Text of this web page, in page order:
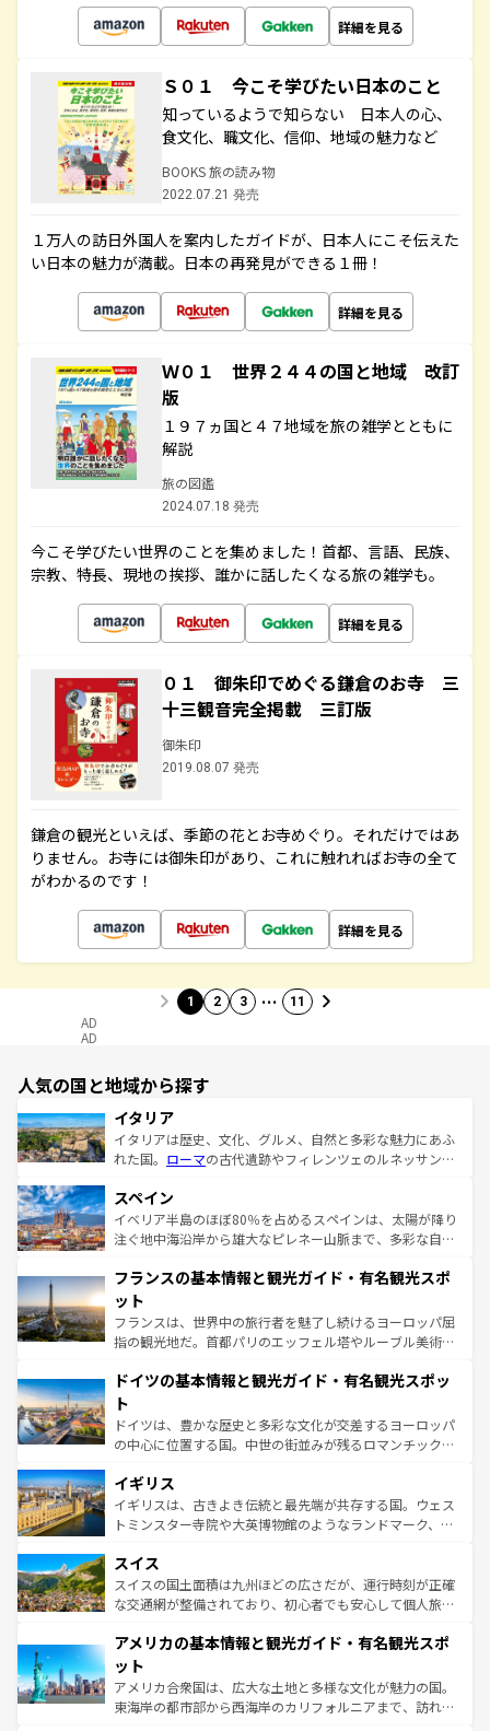
詳細を見る
Ｓ０１ 今こそ学びたい日本のこと
知っているようで知らない 日本人の心、
食文化、職文化、信仰、地域の魅力など
BOOKS 旅の読み物
2022.07.21 発売
１万人の訪日外国人を案内したガイドが、日本人にこそ伝えた
い日本の魅力が満載。日本の再発見ができる１冊！
詳細を見る
Ｗ０１ 世界２４４の国と地域 改訂
版
１９７ヵ国と４７地域を旅の雑学とともに
解説
旅の図鑑
2024.07.18 発売
今こそ学びたい世界のことを集めました！首都、言語、民族、
宗教、特長、現地の挨拶、誰かに話したくなる旅の雑学も。
詳細を見る
０１ 御朱印でめぐる鎌倉のお寺 三
十三観音完全掲載 三訂版
御朱印
2019.08.07 発売
鎌倉の観光といえば、季節の花とお寺めぐり。それだけではあ
りません。お寺には御朱印があり、これに触れればお寺の全て
がわかるのです！
詳細を見る
1 2 3 … 11
AD
AD
人気の国と地域から探す
イタリア
イタリアは歴史、文化、グルメ、自然と多彩な魅力にあふ
れた国。 ローマの古代遺跡やフィレンツェのルネッサンス
ろん、トスカーナの美しい田園風景やアマルフィ海岸の絶
景など、自然景観も見逃せない。観光の合間には、本場の
ピザやパスタなど、絶品のイタリア料理を堪能することも
ませてくれるイタリアで、忘れられない旅をしてみよう！
なお、新着のイタリア情報は
しい。
スペイン
イベリア半島のほぼ80％を占めるスペインは、太陽が降り
注ぐ地中海沿岸から雄大なピレネー山脈まで、多彩な自然
文化が根付くこの国では、情熱的なフラメンコ、熱気あふ
れる闘牛、そして美味しいタパスが生活の一部となってい
る。首都マドリードの洗練された雰囲気や、バルセロナの
アートに溢れた街角から、地方では古代ローマ遺跡や中世
せる。地方によって風土や気候が異なるスペインはその個
ンテンツ一覧 を参照してほしい。
フランスの基本情報と観光ガイド・有名観光スポ
ット
フランスは、世界中の旅行者を魅了し続けるヨーロッパ屈
指の観光地だ。首都パリのエッフェル塔やルーブル美術館
で、幅広い魅力が詰まっている。華麗な宮殿、歴史的な大
聖堂、美しいビーチ、そして豊かな自然が、訪れる者を心
から魅了する。また、フランスは美食の国としても知ら
れ、フランス料理はユネスコ無形文化遺産にも登録されて
香り高いラベンダー畑など、多彩な楽しみ方が可能だ。さ
らに、パリ以外の地域にも魅力が溢れており、どの街角に
も豊かな歴史と文化が息づいている。パリ以外の個性あふ
を参照してほしい。
ドイツの基本情報と観光ガイド・有名観光スポッ
ト
ドイツは、豊かな歴史と多彩な文化が交差するヨーロッパ
の中心に位置する国。中世の街並みが残るロマンチック街
顔を持つこの国は、どこを歩いても飽きることがない。ベ
ルリンの文化的活気、バイエルン州のアルプスの絶景、そ
してライン川沿いのワイン畑といった風景は必見。ビール
は、お酒好きな人にはぜひ体験してほしい。 なお、新着の
ドイツ情報はコンテンツ一覧を参照してほしい。
イギリス
イギリスは、古きよき伝統と最先端が共存する国。ウェス
トミンスター寺院や大英博物館のようなランドマーク、歴
リアごとに異なる魅力がある。また、優雅なアフタヌーン
ティー、ビール好きにはたまらない英国パブ、サッカー観
戦など、本場だからこそできる体験も豊富。イギリスを旅
ンツ一覧を参照してほしい。
スイス
スイスの国土面積は九州ほどの広さだが、運行時刻が正確
な交通網が整備されており、初心者でも安心して個人旅行
の建物がそのまま残る町や、スイスならではのユニークな
博物館もあり、アルプス観光だけでなく町歩きも満喫する
ことができる。国民の所得が高いため物価も高いが、旅行
者向けの交通パス提供のサービスもあり、うまく活用すれ
アメリカの基本情報と観光ガイド・有名観光スポ
ット
アメリカ合衆国は、広大な土地と多様な文化が魅力の国。
東海岸の都市部から西海岸のカリフォルニアまで、訪れる